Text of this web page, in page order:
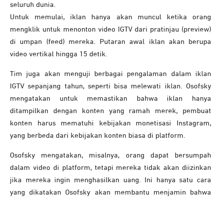
seluruh dunia.
Untuk memulai, iklan hanya akan muncul ketika orang
mengklik untuk menonton video IGTV dari pratinjau (preview)
di umpan (feed) mereka. Putaran awal iklan akan berupa
video vertikal hingga 15 detik.
Tim juga akan menguji berbagai pengalaman dalam iklan
IGTV sepanjang tahun, seperti bisa melewati iklan. Osofsky
mengatakan untuk memastikan bahwa iklan hanya
ditampilkan dengan konten yang ramah merek, pembuat
konten harus mematuhi kebijakan monetisasi Instagram,
yang berbeda dari kebijakan konten biasa di platform.
Osofsky mengatakan, misalnya, orang dapat bersumpah
dalam video di platform, tetapi mereka tidak akan diizinkan
jika mereka ingin menghasilkan uang. Ini hanya satu cara
yang dikatakan Osofsky akan membantu menjamin bahwa